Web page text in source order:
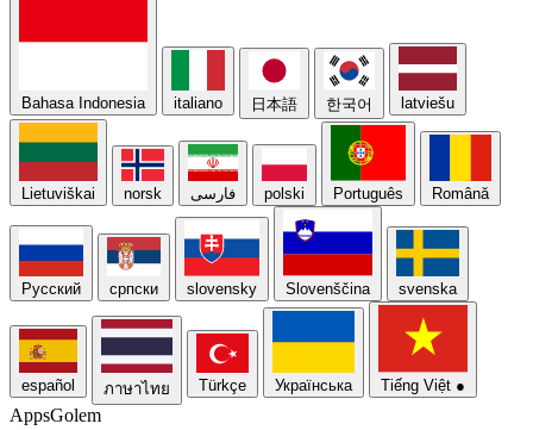
Bahasa Indonesia italiano 日本語 한국어 latviešu
Lietuviškai norsk فارسی polski Português Română
Русский српски slovensky Slovenščina svenska
español ภาษาไทย Türkçe Українська Tiếng Việt ●
AppsGolem